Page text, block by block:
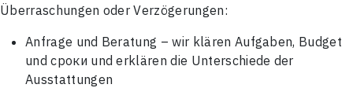
Überraschungen oder Verzögerungen:
Anfrage und Beratung – wir klären Aufgaben, Budget
und сроки und erklären die Unterschiede der
Ausstattungen